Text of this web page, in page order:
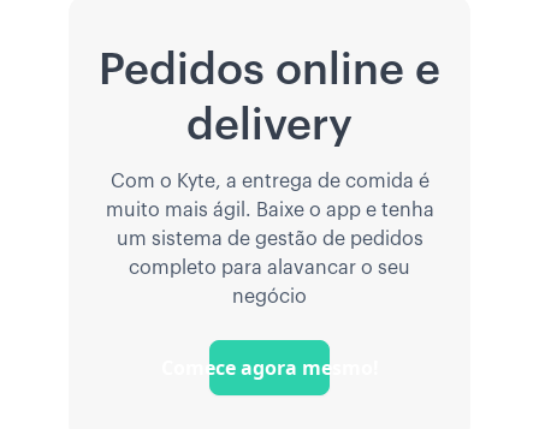
Pedidos online e
delivery
Com o Kyte, a entrega de comida é
muito mais ágil. Baixe o app e tenha
um sistema de gestão de pedidos
completo para alavancar o seu
negócio
Comece agora mesmo!